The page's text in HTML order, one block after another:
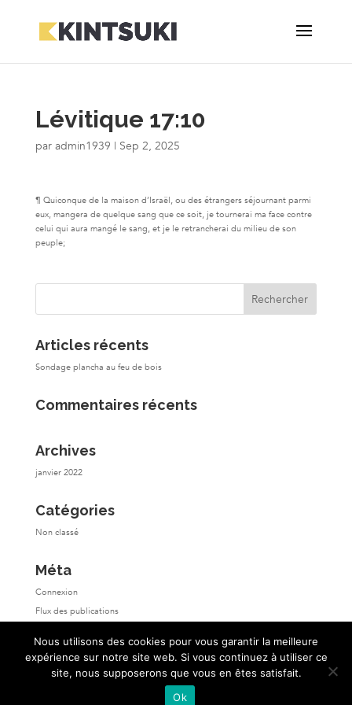
Lévitique 17:10
par admin1939 | Sep 2, 2025
¶ Quiconque de la maison d’Israël, ou des étrangers séjournant parmi
eux, mangera de quelque sang que ce soit, je tournerai ma face contre
celui qui aura mangé le sang, et je le retrancherai du milieu de son
peuple;
Articles récents
Sondage plancha au feu de bois
Commentaires récents
Archives
janvier 2022
Catégories
Non classé
Méta
Connexion
Flux des publications
Site de WordPress-FR
Nous utilisons des cookies pour vous garantir la meilleure
expérience sur notre site web. Si vous continuez à utiliser ce
site, nous supposerons que vous en êtes satisfait.
Ok